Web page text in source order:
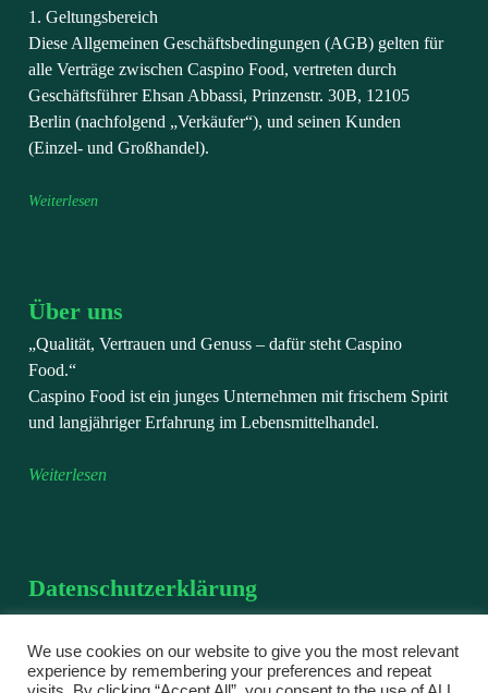
1. Geltungsbereich
Diese Allgemeinen Geschäftsbedingungen (AGB) gelten für
alle Verträge zwischen Caspino Food, vertreten durch
Geschäftsführer Ehsan Abbassi, Prinzenstr. 30B, 12105
Berlin (nachfolgend „Verkäufer“), und seinen Kunden
(Einzel- und Großhandel).
Weiterlesen
Über uns
„Qualität, Vertrauen und Genuss – dafür steht Caspino
Food.“
Caspino Food ist ein junges Unternehmen mit frischem Spirit
und langjähriger Erfahrung im Lebensmittelhandel.
Weiterlesen
Datenschutzerklärung
Rahmen einer Bestellung, einer Registrierung oder bei einer
Kontaktaufnahme freiwillig mitteilen.
We use cookies on our website to give you the most relevant
experience by remembering your preferences and repeat